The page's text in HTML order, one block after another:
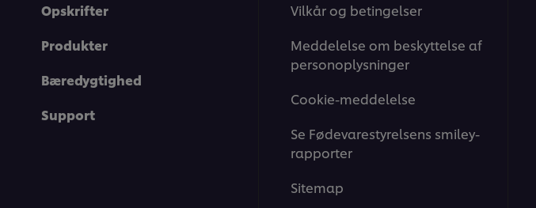
Opskrifter
Produkter
Bæredygtighed
Support
Vilkår og betingelser
Meddelelse om beskyttelse af
personoplysninger
Cookie-meddelelse
Se Fødevarestyrelsens smiley-
rapporter
Sitemap